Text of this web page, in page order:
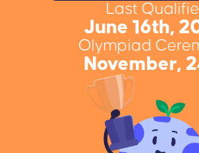
Last
June 16th,
Olympiad
November,